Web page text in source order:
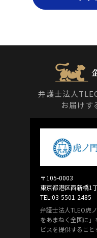
弁護士法人
お届けす
〒105-0003
東京都港区西新橋1
TEL:03-5501-2485
弁護士法人TLEO虎
をあまねく全国に
ビスを提供すること